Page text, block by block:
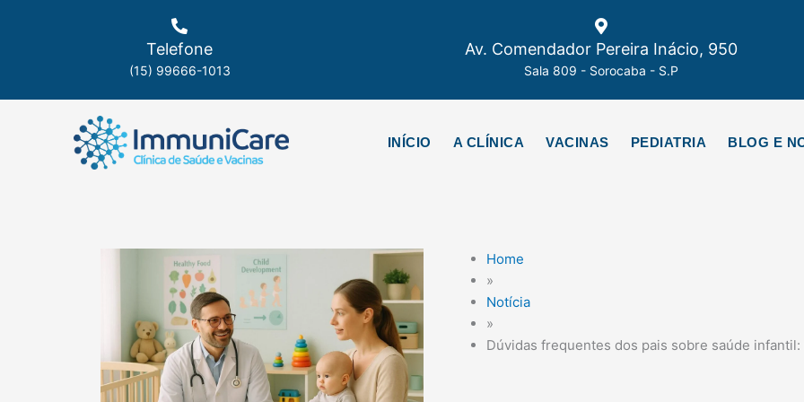
Telefone
(15) 99666-1013
Av. Comendador Pereira Inácio, 950
Sala 809 - Sorocaba - S.P
INÍCIO A CLÍNICA VACINAS PEDIATRIA BLOG E
Home
»
Notícia
»
Dúvidas frequentes dos pais sobre saúde